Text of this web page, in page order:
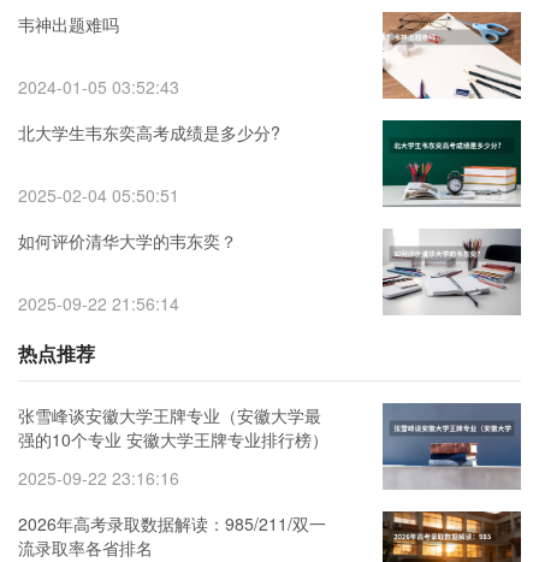
韦神出题难吗
2024-01-05 03:52:43
北大学生韦东奕高考成绩是多少分?
2025-02-04 05:50:51
如何评价清华大学的韦东奕？
2025-09-22 21:56:14
热点推荐
张雪峰谈安徽大学王牌专业（安徽大学最
强的10个专业 安徽大学王牌专业排行榜）
2025-09-22 23:16:16
2026年高考录取数据解读：985/211/双一
流录取率各省排名